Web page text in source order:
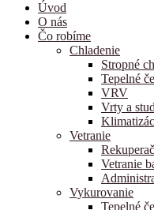
Úvod
O nás
Čo robíme
Chladenie
Stropné
Tepelné
VRV
Vrty a
Vetranie
Vetranie
Vykurovanie
Tepelné